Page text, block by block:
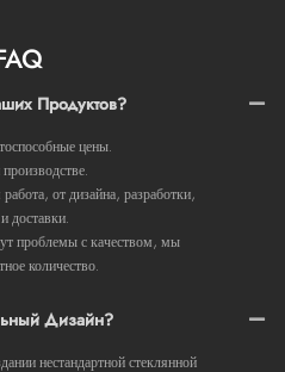
Продуктов?
цены.
от дизайна, разработки,
доставки.
проблемы с качеством, мы
количество.
Дизайн?
нестандартной стеклянной